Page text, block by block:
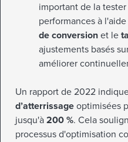
important de la
performances à
de conversion et le
ajustements basés
améliorer
Un rapport de 2022
d’atterrissage optimisées
jusqu'à 200 %. Cela
processus d'optimisation